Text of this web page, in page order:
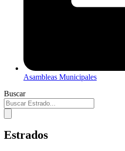
Asambleas Municipales
Buscar
Estrados